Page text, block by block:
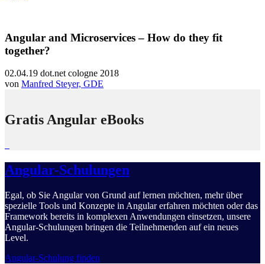
Angular and Microservices – How do they fit
together?
02.04.19 dot.net cologne 2018
von Manfred Steyer, GDE
Gratis Angular eBooks
Angular-Schulungen
Egal, ob Sie Angular von Grund auf lernen möchten, mehr über
spezielle Tools und Konzepte in Angular erfahren möchten oder das
Framework bereits in komplexen Anwendungen einsetzen, unsere
Angular-Schulungen bringen die Teilnehmenden auf ein neues
Level.
Angular-Schulung finden